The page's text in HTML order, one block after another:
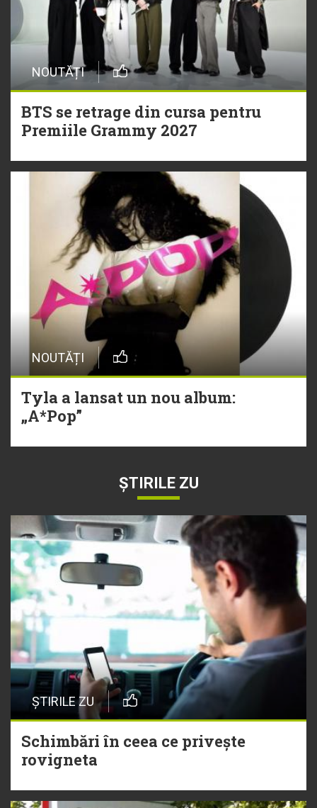
NOUTĂȚI
BTS se retrage din cursa pentru
Premiile Grammy 2027
NOUTĂȚI
Tyla a lansat un nou album:
„A*Pop”
ȘTIRILE ZU
ȘTIRILE ZU
Schimbări în ceea ce privește
rovigneta